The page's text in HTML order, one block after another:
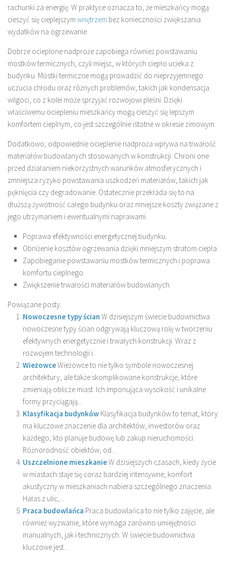
rachunki za energię. W praktyce oznacza to, że mieszkańcy mogą
cieszyć się cieplejszym wnętrzem bez konieczności zwiększania
wydatków na ogrzewanie.
Dobrze ocieplone nadproże zapobiega również powstawaniu
mostków termicznych, czyli miejsc, w których ciepło ucieka z
budynku. Mostki termiczne mogą prowadzić do nieprzyjemnego
uczucia chłodu oraz różnych problemów, takich jak kondensacja
wilgoci, co z kolei może sprzyjać rozwojowi pleśni. Dzięki
właściwemu ociepleniu mieszkańcy mogą cieszyć się lepszym
komfortem cieplnym, co jest szczególnie istotne w okresie zimowym.
Dodatkowo, odpowiednie ocieplenie nadproża wpływa na trwałość
materiałów budowlanych stosowanych w konstrukcji. Chroni one
przed działaniem niekorzystnych warunków atmosferycznych i
zmniejsza ryzyko powstawania uszkodzeń materiałów, takich jak
pęknięcia czy degradowanie. Ostatecznie przekłada się to na
dłuższą żywotność całego budynku oraz mniejsze koszty związane z
jego utrzymaniem i ewentualnymi naprawami.
Poprawa efektywności energetycznej budynku.
Obniżenie kosztów ogrzewania dzięki mniejszym stratom ciepła.
Zapobieganie powstawaniu mostków termicznych i poprawa
komfortu cieplnego.
Zwiększenie trwałości materiałów budowlanych.
Powiązane posty:
Nowoczesne typy ścian W dzisiejszym świecie budownictwa
nowoczesne typy ścian odgrywają kluczową rolę w tworzeniu
efektywnych energetycznie i trwałych konstrukcji. Wraz z
rozwojem technologii i...
WieżowceWieżowce to nie tylko symbole nowoczesnej
architektury, ale także skomplikowane konstrukcje, które
zmieniają oblicze miast. Ich imponująca wysokość i unikalne
formy przyciągają...
Klasyfikacja budynków Klasyfikacja budynków to temat, który
ma kluczowe znaczenie dla architektów, inwestorów oraz
każdego, kto planuje budowę lub zakup nieruchomości.
Różnorodność obiektów, od...
Uszczelnione mieszkanieW dzisiejszych czasach, kiedy życie
w miastach staje się coraz bardziej intensywne, komfort
akustyczny w mieszkaniach nabiera szczególnego znaczenia.
Hałas z ulic,...
Praca budowlańca Praca budowlańca to nie tylko zajęcie, ale
również wyzwanie, które wymaga zarówno umiejętności
manualnych, jak i technicznych. W świecie budownictwa
kluczowe jest...